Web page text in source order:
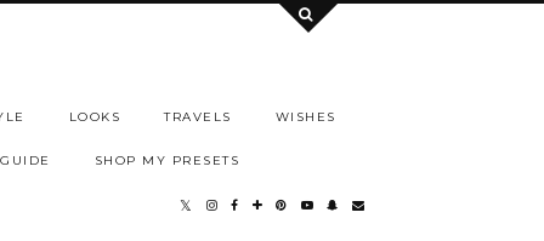
LOOKS TRAVELS WISHES
SHOP MY PRESETS